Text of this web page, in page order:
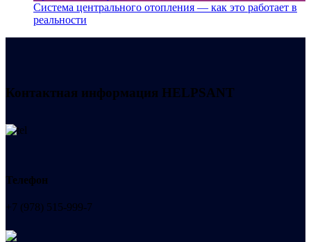
Система центрального отопления — как это работает в
реальности
Контактная информация HELPSANT
Телефон
+7 (978) 515-999-7